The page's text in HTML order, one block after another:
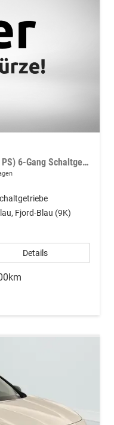
Basis (Basis) 1.5 TSI 110kW (150 PS) 6-Gang Schaltgetriebe
Fjord-Blau (9K)
Details